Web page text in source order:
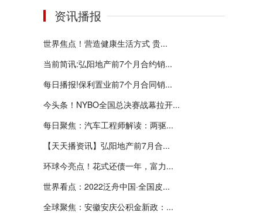
资讯播报
世界焦点！营造健康生活方式 贵...
当前简讯:弘阳地产前7个月合约销...
每日播报!保利置业前7个月合同销...
今头条！NYBO全国总决赛战幕拉开...
每日聚焦：汽车工程师解读：两驱...
【天天播资讯】弘阳地产前7月合...
环球今亮点！花式还债一年，富力...
世界看点：2022泛舟中国·全国皮...
全球聚焦：安徽安庆公积金新政：...